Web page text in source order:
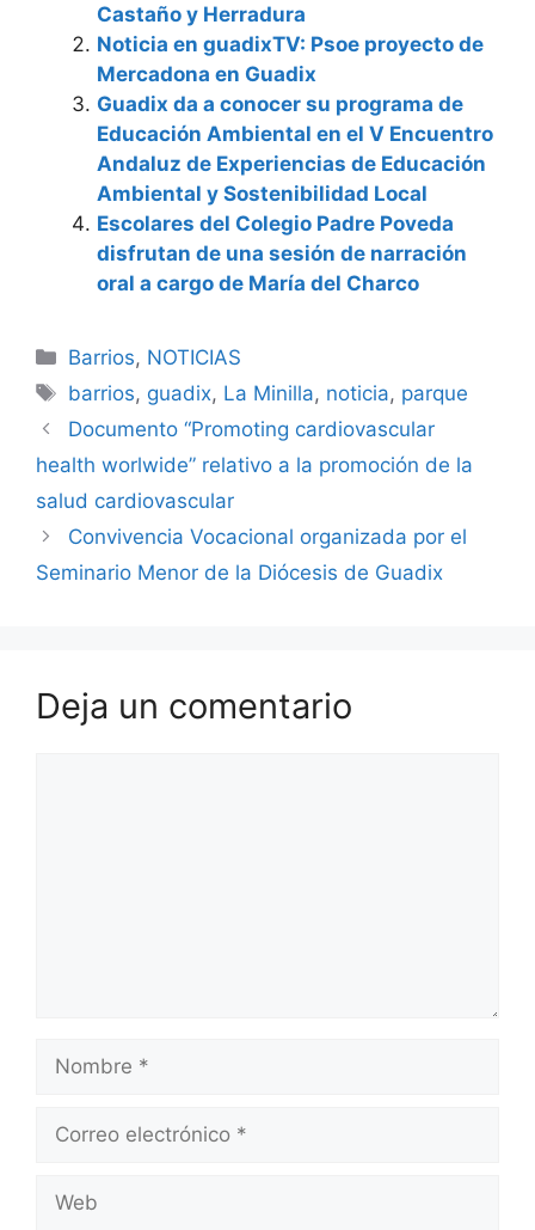
Castaño y Herradura
Noticia en guadixTV: Psoe proyecto de
Mercadona en Guadix
Guadix da a conocer su programa de
Educación Ambiental en el V Encuentro
Andaluz de Experiencias de Educación
Ambiental y Sostenibilidad Local
Escolares del Colegio Padre Poveda
disfrutan de una sesión de narración
oral a cargo de María del Charco
Categorías
Barrios, NOTICIAS
Etiquetas
barrios, guadix, La Minilla, noticia, parque
Documento “Promoting cardiovascular
health worlwide” relativo a la promoción de la
salud cardiovascular
Convivencia Vocacional organizada por el
Seminario Menor de la Diócesis de Guadix
Deja un comentario
electrónico